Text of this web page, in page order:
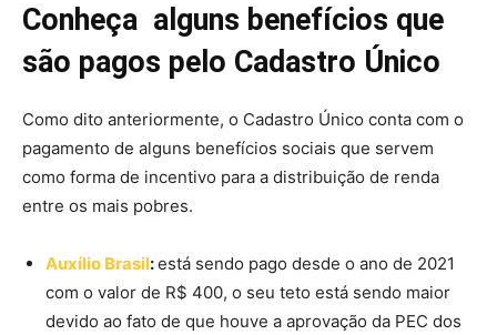
Conheça alguns benefícios que
são pagos pelo Cadastro Único
Como dito anteriormente, o Cadastro Único conta com o
pagamento de alguns benefícios sociais que servem
como forma de incentivo para a distribuição de renda
entre os mais pobres.
Auxílio Brasil:está sendo pago desde o ano de 2021
com o valor de R$ 400, o seu teto está sendo maior
devido ao fato de que houve a aprovação da PEC dos